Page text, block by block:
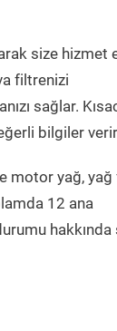
size hizmet
filtrenizi
sağlar.
bilgiler
motor yağ,
12 ana
hakkında